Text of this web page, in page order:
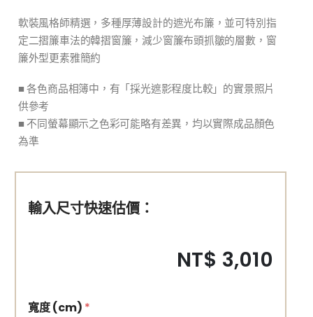
軟裝風格師精選，多種厚薄設計的遮光布簾，並可特別指
定二摺簾車法的韓摺窗簾，減少窗簾布頭抓皺的層數，窗
簾外型更素雅簡約
■ 各色商品相簿中，有「採光遮影程度比較」的實景照片
供參考
■ 不同螢幕顯示之色彩可能略有差異，均以實際成品顏色
為準
輸入尺寸快速估價：
NT$ 3,010
寬度 (cm) *